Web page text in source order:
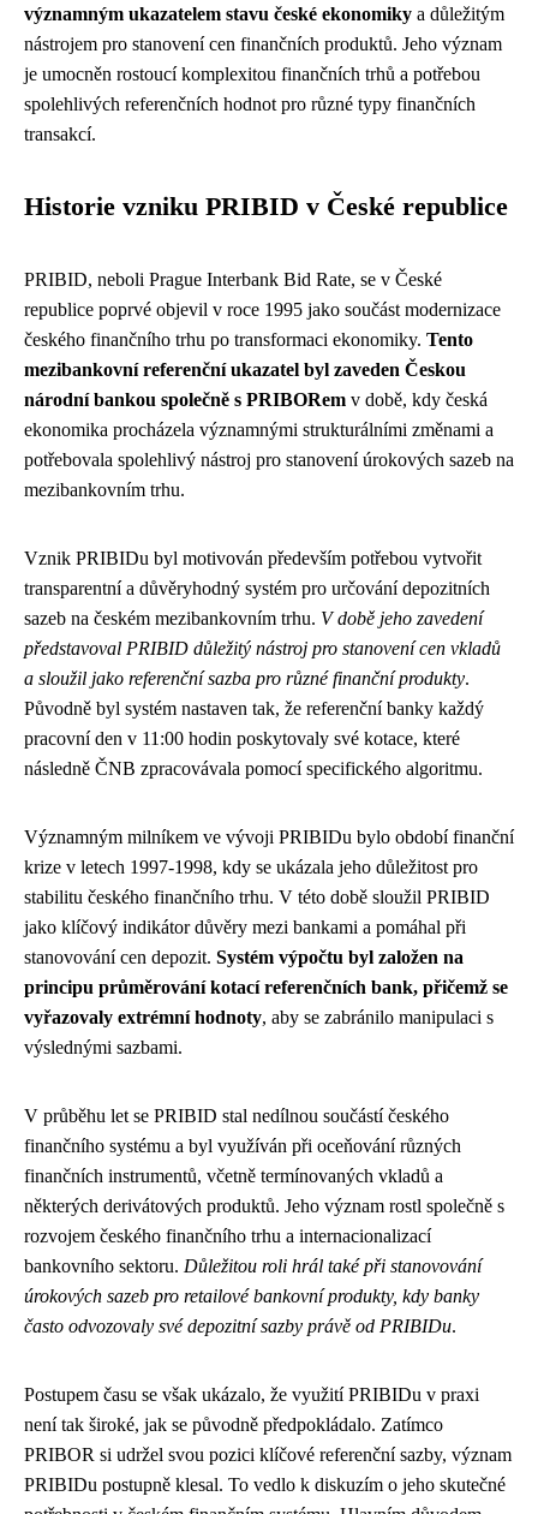
významným ukazatelem stavu české ekonomiky a důležitým
nástrojem pro stanovení cen finančních produktů. Jeho význam
je umocněn rostoucí komplexitou finančních trhů a potřebou
spolehlivých referenčních hodnot pro různé typy finančních
transakcí.
Historie vzniku PRIBID v České republice
PRIBID, neboli Prague Interbank Bid Rate, se v České
republice poprvé objevil v roce 1995 jako součást modernizace
českého finančního trhu po transformaci ekonomiky. Tento
mezibankovní referenční ukazatel byl zaveden Českou
národní bankou společně s PRIBORem v době, kdy česká
ekonomika procházela významnými strukturálními změnami a
potřebovala spolehlivý nástroj pro stanovení úrokových sazeb na
mezibankovním trhu.
Vznik PRIBIDu byl motivován především potřebou vytvořit
transparentní a důvěryhodný systém pro určování depozitních
sazeb na českém mezibankovním trhu. V době jeho zavedení
představoval PRIBID důležitý nástroj pro stanovení cen vkladů
a sloužil jako referenční sazba pro různé finanční produkty.
Původně byl systém nastaven tak, že referenční banky každý
pracovní den v 11:00 hodin poskytovaly své kotace, které
následně ČNB zpracovávala pomocí specifického algoritmu.
Významným milníkem ve vývoji PRIBIDu bylo období finanční
krize v letech 1997-1998, kdy se ukázala jeho důležitost pro
stabilitu českého finančního trhu. V této době sloužil PRIBID
jako klíčový indikátor důvěry mezi bankami a pomáhal při
stanovování cen depozit. Systém výpočtu byl založen na
principu průměrování kotací referenčních bank, přičemž se
vyřazovaly extrémní hodnoty, aby se zabránilo manipulaci s
výslednými sazbami.
V průběhu let se PRIBID stal nedílnou součástí českého
finančního systému a byl využíván při oceňování různých
finančních instrumentů, včetně termínovaných vkladů a
některých derivátových produktů. Jeho význam rostl společně s
rozvojem českého finančního trhu a internacionalizací
bankovního sektoru. Důležitou roli hrál také při stanovování
úrokových sazeb pro retailové bankovní produkty, kdy banky
často odvozovaly své depozitní sazby právě od PRIBIDu.
Postupem času se však ukázalo, že využití PRIBIDu v praxi
není tak široké, jak se původně předpokládalo. Zatímco
PRIBOR si udržel svou pozici klíčové referenční sazby, význam
PRIBIDu postupně klesal. To vedlo k diskuzím o jeho skutečné